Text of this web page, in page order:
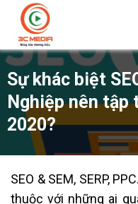
nội
dung
Sự khác biệt
Nghiệp nên tập
2020?
SEO & SEM, SERP,
thuộc với những ai